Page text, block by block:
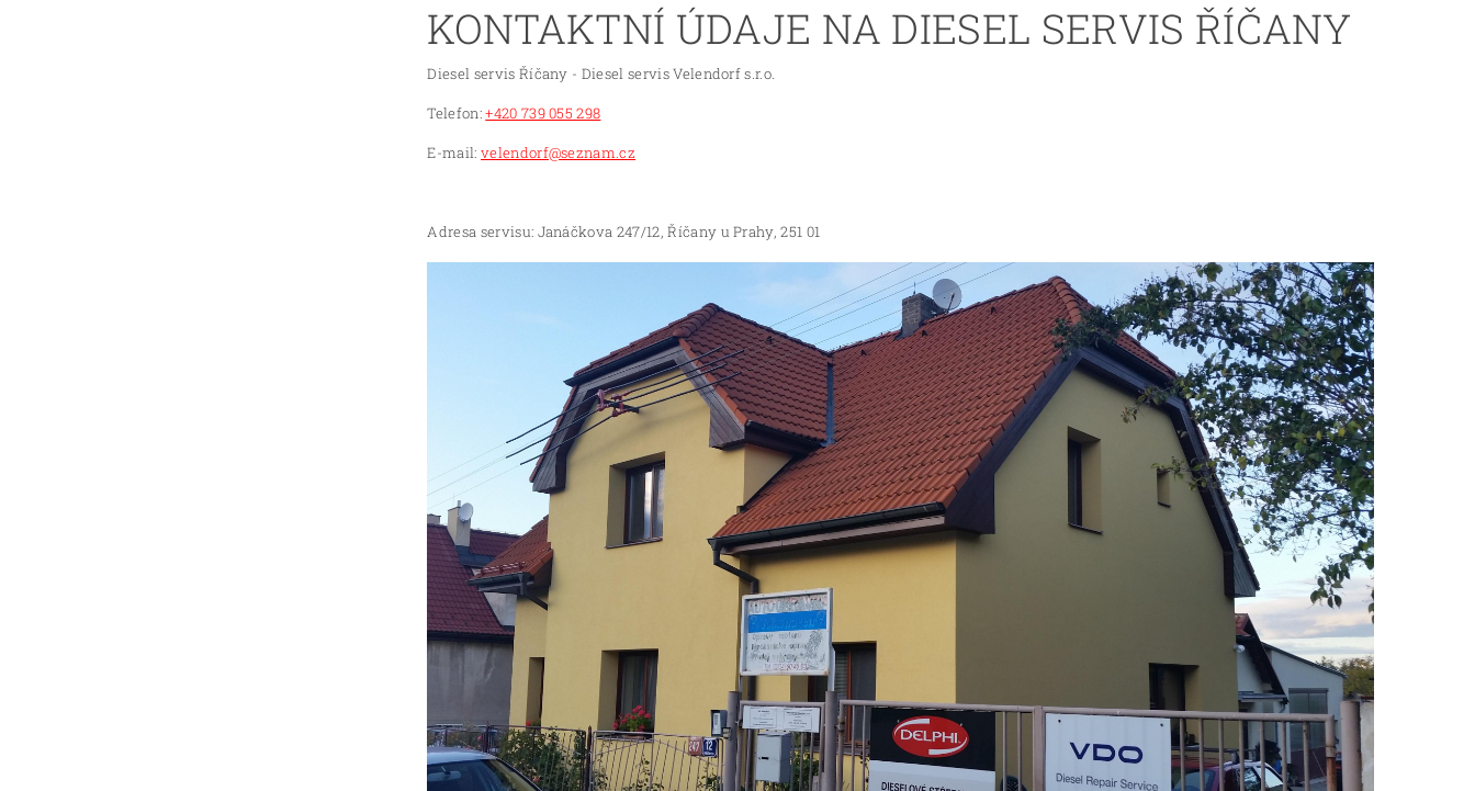
KONTAKTNÍ ÚDAJE NA DIESEL SERVIS ŘÍČANY
Diesel servis Říčany - Diesel servis Velendorf s.r.o.
Telefon:+420 739 055 298
E-mail: velendorf@seznam.cz
Adresa servisu: Janáčkova 247/12, Říčany u Prahy, 251 01